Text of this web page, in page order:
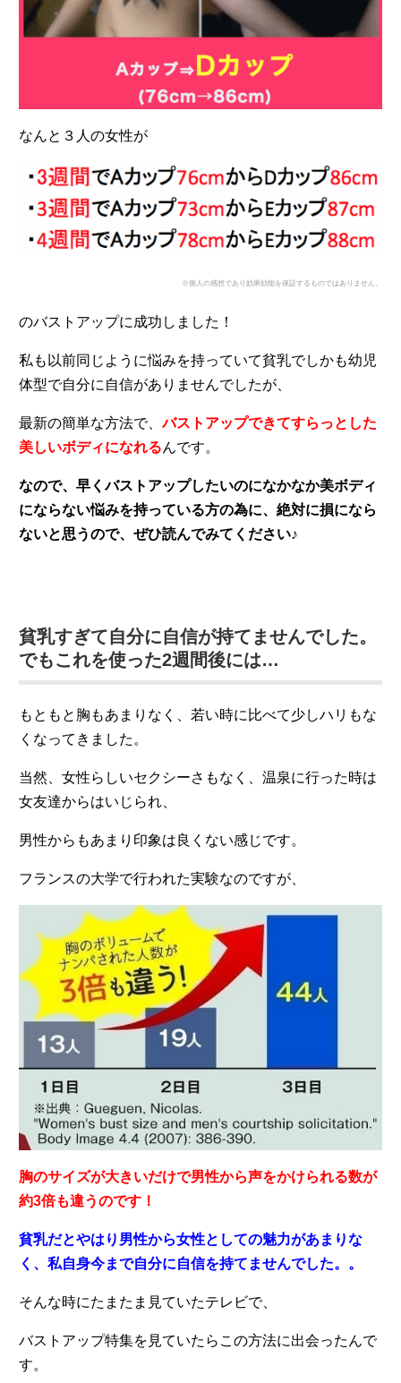
なんと３人の女性が
※個人の感想であり効果効能を保証するものではありません。
のバストアップに成功しました！
私も以前同じように悩みを持っていて貧乳でしかも幼児
体型で自分に自信がありませんでしたが、
最新の簡単な方法で、バストアップできてすらっとした
美しいボディになれるんです。
なので、早くバストアップしたいのになかなか美ボディ
にならない悩みを持っている方の為に、絶対に損になら
ないと思うので、ぜひ読んでみてください♪
貧乳すぎて自分に自信が持てませんでした。
でもこれを使った2週間後には…
もともと胸もあまりなく、若い時に比べて少しハリもな
くなってきました。
当然、女性らしいセクシーさもなく、温泉に行った時は
女友達からはいじられ、
男性からもあまり印象は良くない感じです。
フランスの大学で行われた実験なのですが、
胸のサイズが大きいだけで男性から声をかけられる数が
約3倍も違うのです！
貧乳だとやはり男性から女性としての魅力があまりな
く、私自身今まで自分に自信を持てませんでした。。
そんな時にたまたま見ていたテレビで、
バストアップ特集を見ていたらこの方法に出会ったんで
す。